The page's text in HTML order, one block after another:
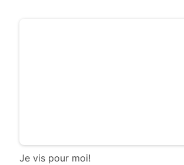
Je vis pour moi!